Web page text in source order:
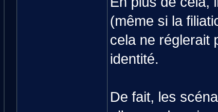
(même si la
cela ne réglerait
identité.
De fait, les